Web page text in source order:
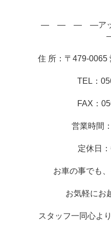
—　—　—　—ア
住 所：〒479-0065
TEL：
FAX：
営業時間
定休日
お車の事でも
お気軽にお
スタッフ一同心よ